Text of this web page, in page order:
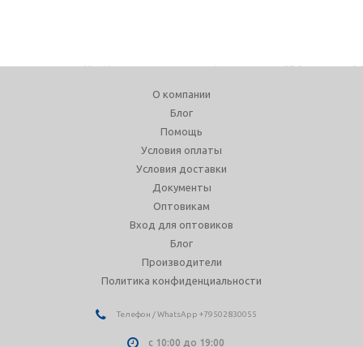
О компании
Блог
Помощь
Условия оплаты
Условия доставки
Документы
Оптовикам
Вход для оптовиков
Блог
Производители
Политика конфиденциальности
Телефон / WhatsApp +79502830055
с 10:00 до 19:00